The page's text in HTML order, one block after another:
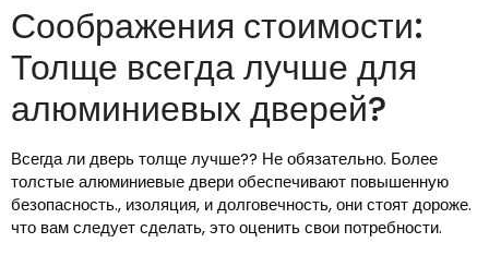
Соображения стоимости:
Толще всегда лучше для
алюминиевых дверей?
Всегда ли дверь толще лучше?? Не обязательно. Более
толстые алюминиевые двери обеспечивают повышенную
безопасность., изоляция, и долговечность, они стоят дороже.
что вам следует сделать, это оценить свои потребности.